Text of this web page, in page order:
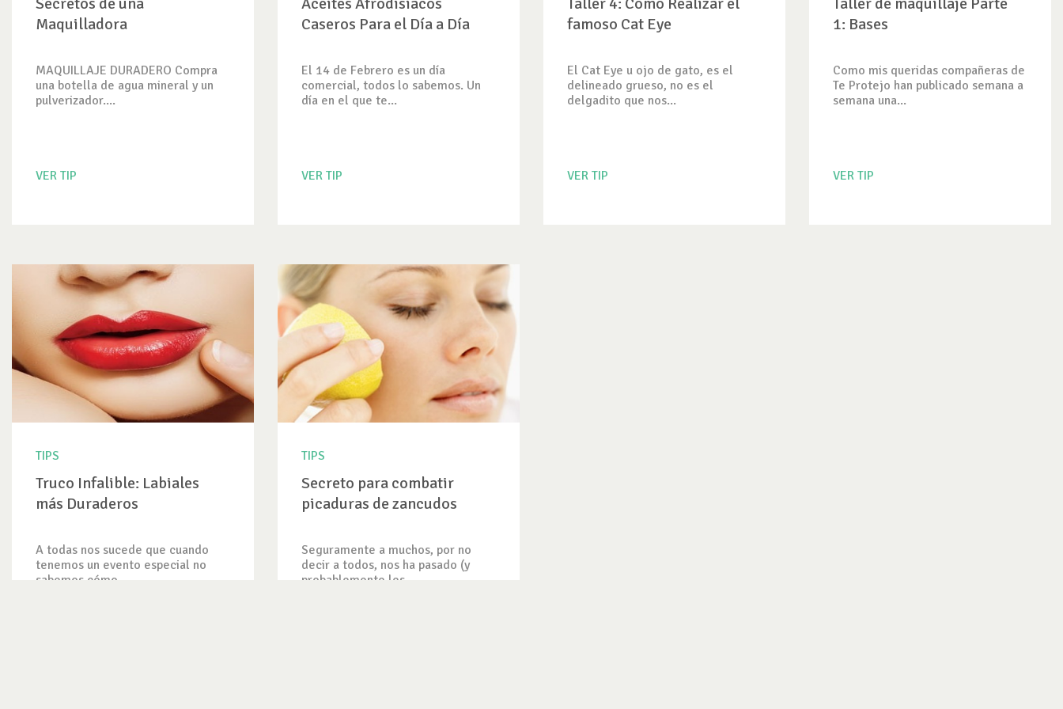
Maquilladora
MAQUILLAJE DURADERO Compra
una botella de agua mineral y un
pulverizador....
VER TIP
Caseros Para el Día a Día
El 14 de Febrero es un día
comercial, todos lo sabemos. Un
día en el que te...
VER TIP
famoso Cat Eye
El Cat Eye u ojo de gato, es el
delineado grueso, no es el
delgadito que nos...
VER TIP
1: Bases
Como mis queridas compañeras de
Te Protejo han publicado semana a
semana una...
VER TIP
TIPS
Truco Infalible: Labiales
más Duraderos
A todas nos sucede que cuando
tenemos un evento especial no
sabemos cómo...
TIPS
Secreto para combatir
picaduras de zancudos
Seguramente a muchos, por no
decir a todos, nos ha pasado (y
probablemente les...